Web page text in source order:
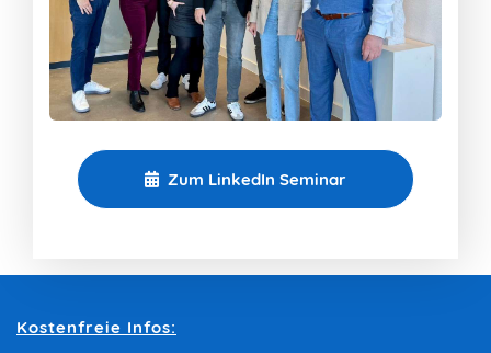
Zum LinkedIn Seminar
Kostenfreie Infos: